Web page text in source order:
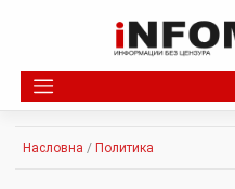
Насловна / Политика